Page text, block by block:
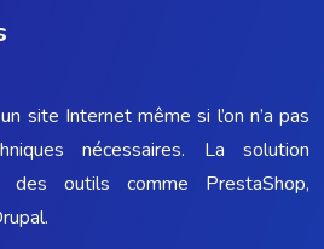
site Internet même si l’on n’a pas
nécessaires. La solution
outils comme PrestaShop,